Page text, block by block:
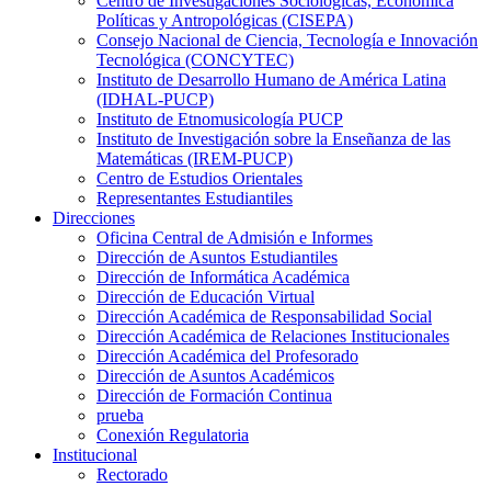
Políticas y Antropológicas (CISEPA)
Consejo Nacional de Ciencia, Tecnología e Innovación
Tecnológica (CONCYTEC)
Instituto de Desarrollo Humano de América Latina
(IDHAL-PUCP)
Instituto de Etnomusicología PUCP
Instituto de Investigación sobre la Enseñanza de las
Matemáticas (IREM-PUCP)
Centro de Estudios Orientales
Representantes Estudiantiles
Direcciones
Oficina Central de Admisión e Informes
Dirección de Asuntos Estudiantiles
Dirección de Informática Académica
Dirección de Educación Virtual
Dirección Académica de Responsabilidad Social
Dirección Académica de Relaciones Institucionales
Dirección Académica del Profesorado
Dirección de Asuntos Académicos
Dirección de Formación Continua
prueba
Conexión Regulatoria
Institucional
Rectorado